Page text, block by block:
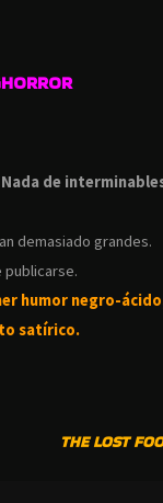
Nada de
demasiado grandes.
publicarse.
humor negro-
satírico.
THE LOST